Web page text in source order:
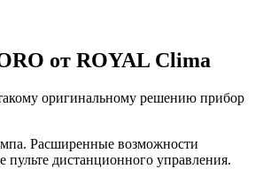
от ROYAL Clima
оригинальному решению прибор
Расширенные возможности
дистанционного управления.